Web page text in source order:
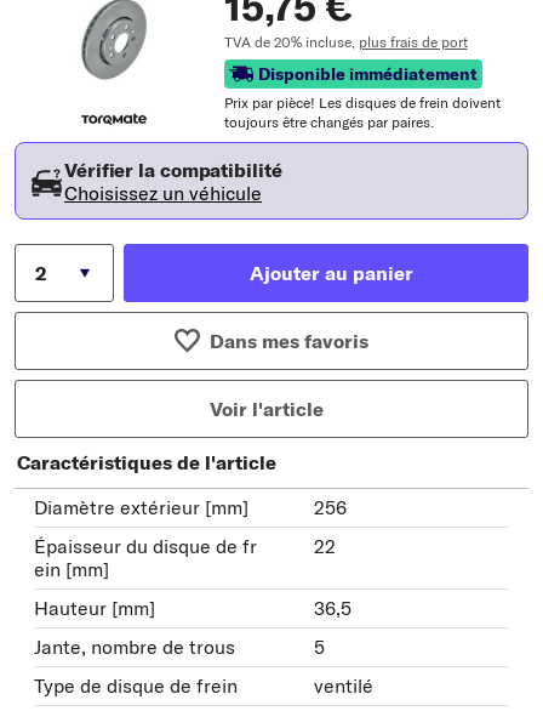
TVA de 20% incluse, plus frais de port
Disponible immédiatement
Prix ​​par pièce! Les disques de frein doivent
toujours être changés par paires.
Vérifier la compatibilité
Choisissez un véhicule
Ajouter au panier
Dans mes favoris
Voir l'article
Caractéristiques de l'article
Diamètre extérieur [mm]
256
Épaisseur du disque de fr
ein [mm]
22
Hauteur [mm]
36,5
Jante, nombre de trous
5
Type de disque de frein
ventilé